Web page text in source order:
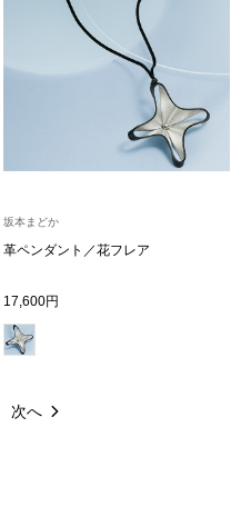
ウオッチ／ア
ウオッチ
ネックレス
坂本まどか
革ペンダント／花フレア
17,600円
次へ